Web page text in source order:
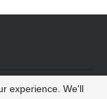
experience. We'll